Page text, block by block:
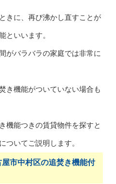
きに、再び沸かし直すことが
といいます。
がバラバラの家庭では非常に
き機能がついていない場合も
機能つきの賃貸物件を探すと
ついてご説明します。
屋市中村区の追焚き機能付